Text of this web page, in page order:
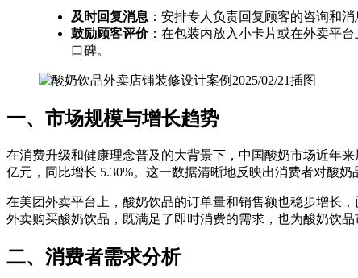
及时回复消息 ：安排专人负责回复顾客的咨询和
鼓励顾客评价：在包装内放入小卡片或在外卖平
口碑。
一、市场规模与增长趋势
在消费升级和健康理念普及的大背景下，中国酸奶市场近年
亿元，同比增长 5.30%。这一数据清晰地反映出消费者对酸
在美团外卖平台上，酸奶饮品的订单量和销售额也稳步增长
外卖购买酸奶饮品，既满足了即时消费的需求，也为酸奶饮品
二、消费者需求分析